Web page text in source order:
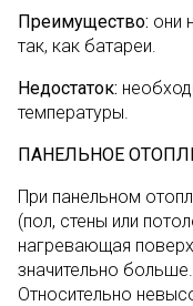
Преимущество: они
так, как батареи.
Недостаток:
температуры.
ПАНЕЛЬНОЕ
При панельном
(пол, стены или
нагревающая
значительно больше.
Относительно